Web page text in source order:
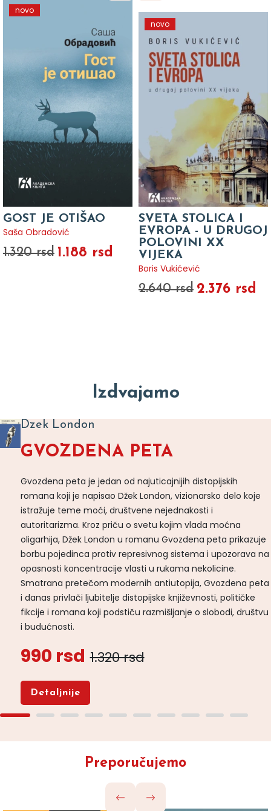
novo
GOST JE OTIŠAO
Saša Obradović
1.320 rsd 1.188 rsd
novo
SVETA STOLICA I
EVROPA - U DRUGOJ
POLOVINI XX
VIJEKA
Boris Vukićević
2.640 rsd 2.376 rsd
Izdvajamo
Dzek London
GVOZDENA PETA
Gvozdena peta je jedan od najuticajnijih distopijskih
romana koji je napisao Džek London, vizionarsko delo koje
istražuje teme moći, društvene nejednakosti i
autoritarizma. Kroz priču o svetu kojim vlada moćna
oligarhija, Džek London u romanu Gvozdena peta prikazuje
borbu pojedinca protiv represivnog sistema i upozorava na
opasnosti koncentracije vlasti u rukama nekolicine.
Smatrana pretečom modernih antiutopija, Gvozdena peta
i danas privlači ljubitelje distopijske književnosti, političke
fikcije i romana koji podstiču razmišljanje o slobodi, društvu
i budućnosti.
990 rsd 1.320 rsd
Detaljnije
Preporučujemo